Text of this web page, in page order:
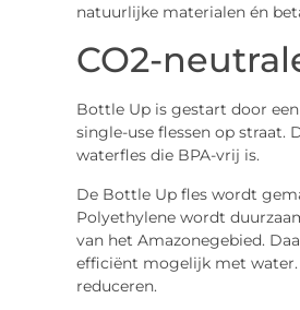
natuurlijke materialen én
CO2-
Bottle Up is gestart door
single-use flessen op straat.
waterfles die BPA-vrij is.
De Bottle Up fles wordt
Polyethylene wordt
van het Amazonegebied.
efficiënt mogelijk met water.
reduceren.